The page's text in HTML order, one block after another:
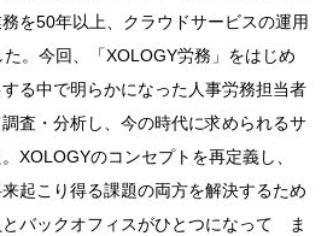
を50年以上、クラウドサービスの運用
。今回、「XOLOGY労務」をはじめ
る中で明らかになった人事労務担当者
査・分析し、今の時代に求められるサ
XOLOGYのコンセプトを再定義し、
起こり得る課題の両方を解決するため
バックオフィスがひとつになって ま